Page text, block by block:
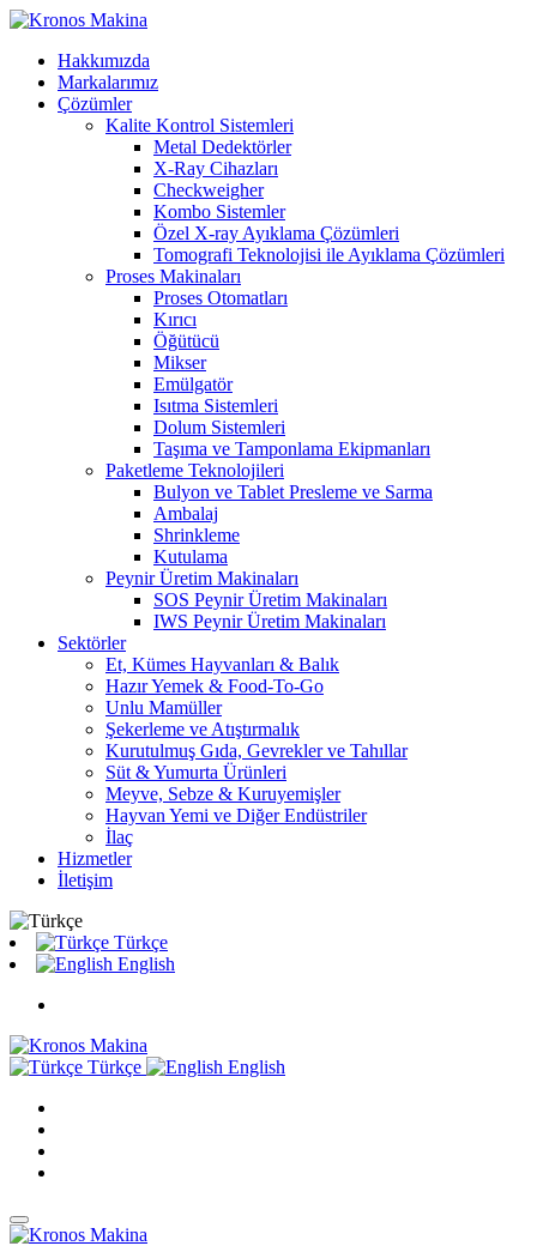
Hakkımızda
Markalarımız
Çözümler
Kalite Kontrol Sistemleri
Metal Dedektörler
X-Ray Cihazları
Checkweigher
Kombo Sistemler
Özel X-ray Ayıklama Çözümleri
Tomografi Teknolojisi ile Ayıklama Çözümleri
Proses Makinaları
Proses Otomatları
Kırıcı
Öğütücü
Mikser
Emülgatör
Isıtma Sistemleri
Dolum Sistemleri
Taşıma ve Tamponlama Ekipmanları
Paketleme Teknolojileri
Bulyon ve Tablet Presleme ve Sarma
Ambalaj
Shrinkleme
Kutulama
Peynir Üretim Makinaları
SOS Peynir Üretim Makinaları
IWS Peynir Üretim Makinaları
Sektörler
Et, Kümes Hayvanları & Balık
Hazır Yemek & Food-To-Go
Unlu Mamüller
Şekerleme ve Atıştırmalık
Kurutulmuş Gıda, Gevrekler ve Tahıllar
Süt & Yumurta Ürünleri
Meyve, Sebze & Kuruyemişler
Hayvan Yemi ve Diğer Endüstriler
İlaç
Hizmetler
İletişim
Türkçe
English
Türkçe English